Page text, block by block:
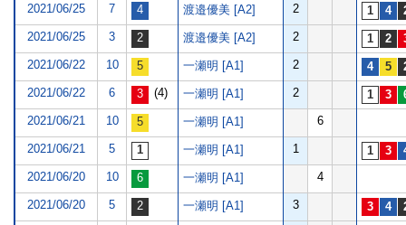
2021/06/25 7 渡邉優美 [A2] 2
2021/06/25 3 渡邉優美 [A2] 2
2021/06/22 10 一瀬明 [A1] 2
2021/06/22 6 (4) 一瀬明 [A1] 2
2021/06/21 10 一瀬明 [A1] 6
2021/06/21 5 一瀬明 [A1] 1
2021/06/20 10 一瀬明 [A1] 4
2021/06/20 5 一瀬明 [A1] 3